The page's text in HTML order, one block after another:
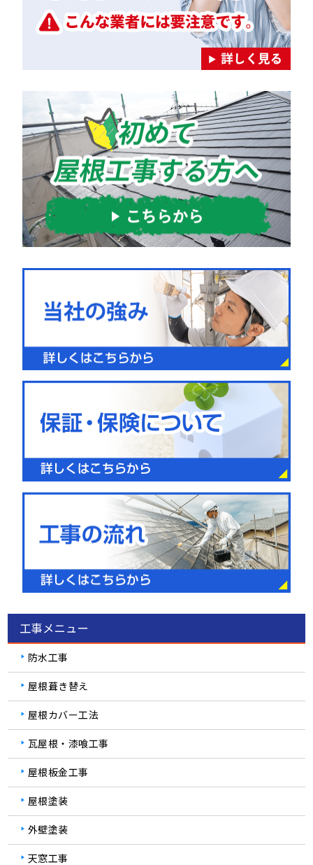
工事メニュー
防水工事
屋根葺き替え
屋根カバー工法
瓦屋根・漆喰工事
屋根板金工事
屋根塗装
外壁塗装
天窓工事